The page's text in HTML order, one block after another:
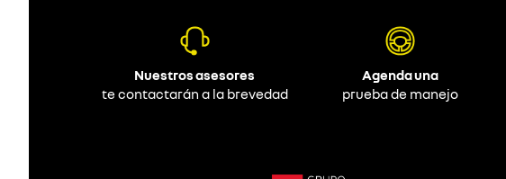
Nuestros asesores
te contactarán a la brevedad
Agenda una
prueba de manejo